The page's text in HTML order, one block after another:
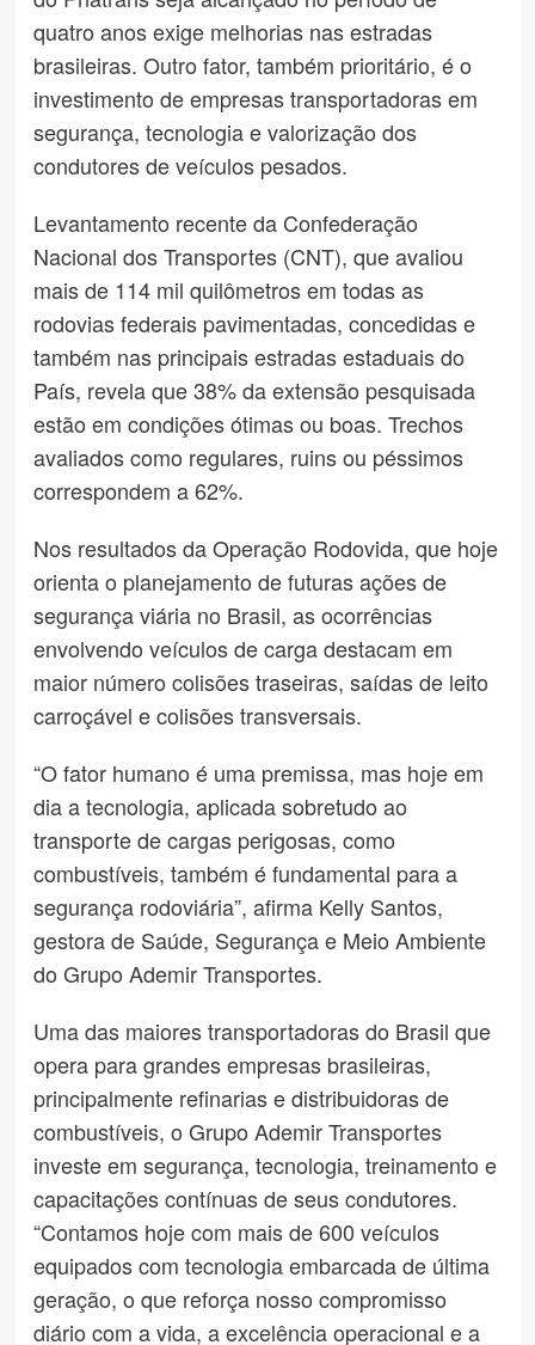
quatro anos exige melhorias nas estradas
brasileiras. Outro fator, também prioritário, é o
investimento de empresas transportadoras em
segurança, tecnologia e valorização dos
condutores de veículos pesados.
Levantamento recente da Confederação
Nacional dos Transportes (CNT), que avaliou
mais de 114 mil quilômetros em todas as
rodovias federais pavimentadas, concedidas e
também nas principais estradas estaduais do
País, revela que 38% da extensão pesquisada
estão em condições ótimas ou boas. Trechos
avaliados como regulares, ruins ou péssimos
correspondem a 62%.
Nos resultados da Operação Rodovida, que hoje
orienta o planejamento de futuras ações de
segurança viária no Brasil, as ocorrências
envolvendo veículos de carga destacam em
maior número colisões traseiras, saídas de leito
carroçável e colisões transversais.
“O fator humano é uma premissa, mas hoje em
dia a tecnologia, aplicada sobretudo ao
transporte de cargas perigosas, como
combustíveis, também é fundamental para a
segurança rodoviária”, afirma Kelly Santos,
gestora de Saúde, Segurança e Meio Ambiente
do Grupo Ademir Transportes.
Uma das maiores transportadoras do Brasil que
opera para grandes empresas brasileiras,
principalmente refinarias e distribuidoras de
combustíveis, o Grupo Ademir Transportes
investe em segurança, tecnologia, treinamento e
capacitações contínuas de seus condutores.
“Contamos hoje com mais de 600 veículos
equipados com tecnologia embarcada de última
geração, o que reforça nosso compromisso
diário com a vida, a excelência operacional e a